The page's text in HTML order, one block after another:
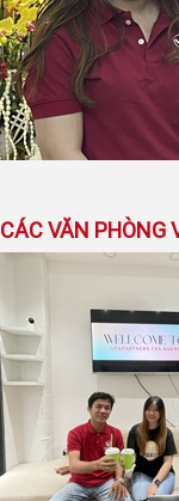
CÁC VĂN PHÒNG